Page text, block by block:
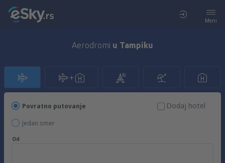
Meni
Aerodromi u Tampiku
Povratno putovanje
Jedan smer
Dodaj hotel
Od